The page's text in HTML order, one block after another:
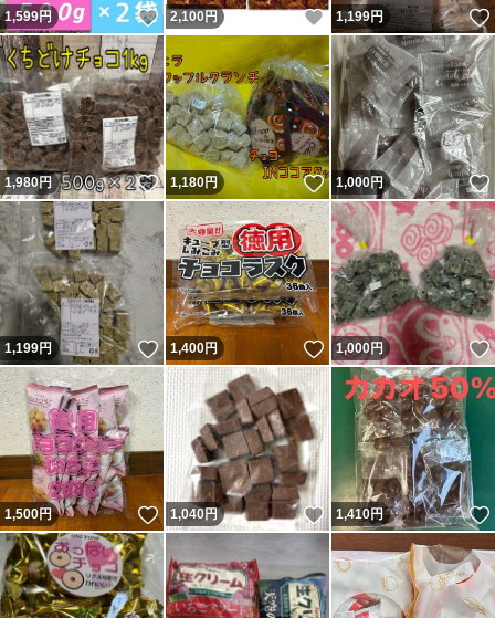
1,599円 いいね！
2,100 円 いいね！
1,199円
1,980円 いいね！
1,180円 いいね！
1,000円
1,199円 いいね！
1,400円 いいね！
1,000円
1,500円 いいね！
1,040円 いいね！
1,410円